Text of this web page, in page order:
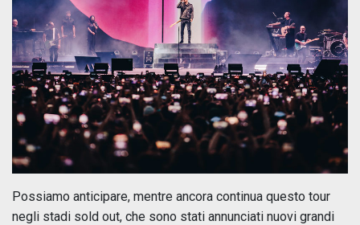
Possiamo anticipare, mentre ancora continua questo tour
negli stadi sold out, che sono stati annunciati nuovi grandi